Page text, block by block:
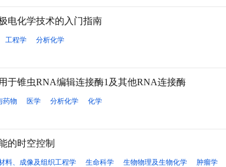
电化学技术的入门指南
工程学
分析化学
于锥虫RNA编辑连接酶1及其他RNA连接酶
药物 医学 分析化学
化学
的时空控制
料、成像及组织工程学 生命科学 生物物理及生物化学 肿瘤学